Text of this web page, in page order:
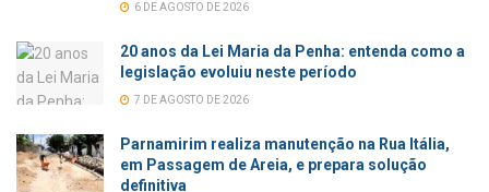
6 DE AGOSTO DE 2026
20 anos da Lei Maria da Penha: entenda como a
legislação evoluiu neste período
7 DE AGOSTO DE 2026
Parnamirim realiza manutenção na Rua Itália,
em Passagem de Areia, e prepara solução
definitiva